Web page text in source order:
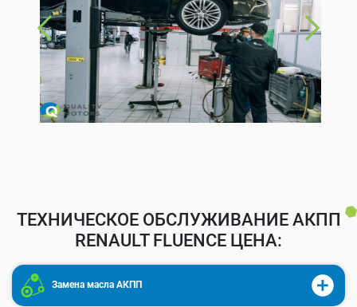
ТЕХНИЧЕСКОЕ ОБСЛУЖИВАНИЕ АКПП
RENAULT FLUENCE ЦЕНА:
Замена масла АКПП